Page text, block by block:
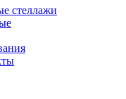
стеллажи